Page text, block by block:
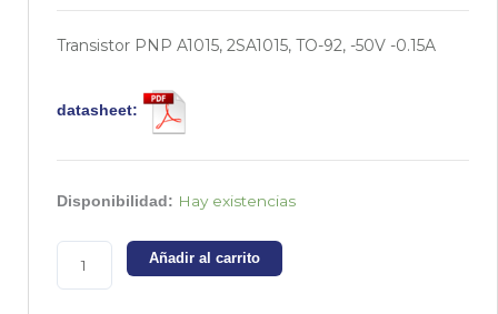
Transistor PNP A1015, 2SA1015, TO-92, -50V -0.15A
datasheet:
Disponibilidad: Hay existencias
A1015
Transistor
PNP
-50V
Añadir al carrito